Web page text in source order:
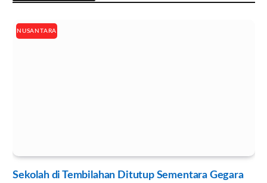
NUSANTARA
Sekolah di Tembilahan Ditutup Sementara Gegara